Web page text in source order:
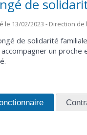
de
le 13/02/2023 - Direction
de solidarité
un proche